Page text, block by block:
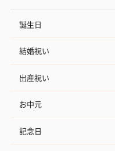
誕生日
結婚祝い
出産祝い
お中元
記念日